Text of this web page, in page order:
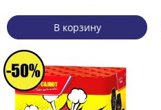
В корзину